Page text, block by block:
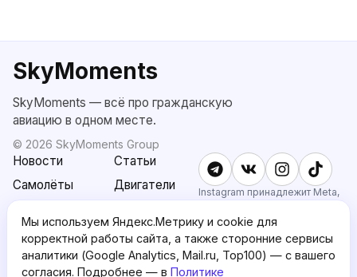
SkyMoments
SkyMoments — всё про гражданскую
авиацию в одном месте.
© 2026 SkyMoments Group
Новости
Статьи
Самолёты
Двигатели
AI: Altair
SkyMoments
Pro
О проекте
Пользовательское
Instagram принадлежит Meta,
признанной экстремистской и
запрещённой в РФ.
Мы используем Яндекс.Метрику и cookie для
корректной работы сайта, а также сторонние сервисы
аналитики (Google Analytics, Mail.ru, Top100) — с вашего
согласия. Подробнее — в Политике